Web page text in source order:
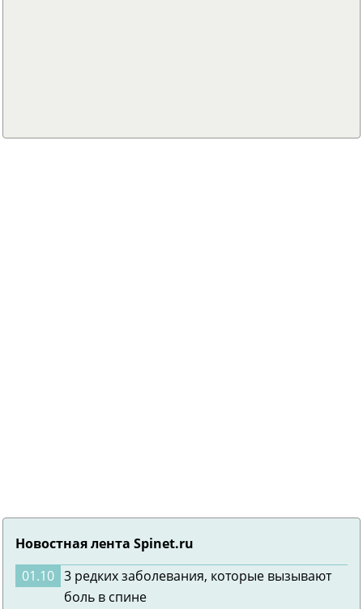
Новостная лента Spinet.ru
01.10 3 редких заболевания, которые вызывают
боль в спине